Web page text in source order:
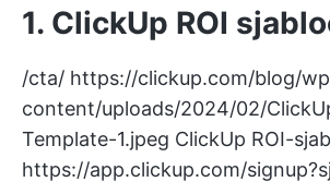
1. ClickUp ROI
/cta/ https://clickup.com/blog/
content/uploads/2024/02/
Template-1.jpeg ClickUp ROI-
https://app.clickup.com/